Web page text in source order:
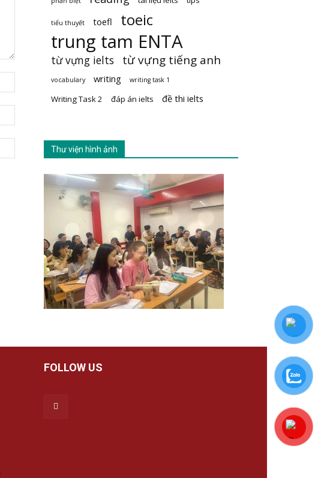
tiểu thuyết toefl toeic
trung tam ENTA
từ vựng ielts từ vựng tiếng anh
vocabulary writing writing task 1
Writing Task 2 đáp án ielts đề thi ielts
Thư viện hình ảnh
FOLLOW US